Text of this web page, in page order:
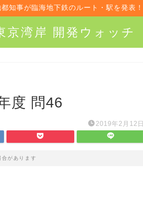
知事が臨海地下鉄のルート・駅を発表！
京湾岸 開発ウォッチ
度 問46
2019年2月12日
があります